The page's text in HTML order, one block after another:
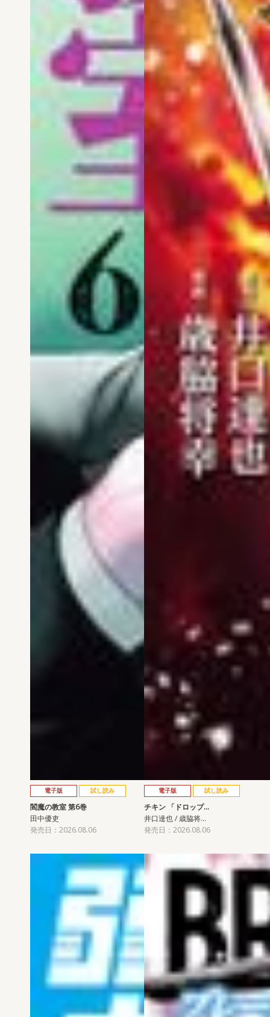
電子版 試し読み
閻魔の教室 第6巻
田中優吏
発売日：2026.08.06
電子版 試し読み
チキン 「ドロップ…
井口達也 / 歳脇将…
発売日：2026.08.06